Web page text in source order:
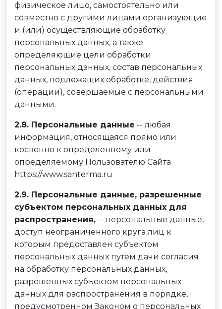
физическое лицо, самостоятельно или
совместно с другими лицами организующие
и (или) осуществляющие обработку
персональных данных, а также
определяющие цели обработки
персональных данных, состав персональных
данных, подлежащих обработке, действия
(операции), совершаемые с персональными
данными.
2.8. Персональные данные -- любая
информация, относящаяся прямо или
косвенно к определенному или
определяемому Пользователю Сайта
https://www.santerma.ru
2.9. Персональные данные, разрешенные
субъектом персональных данных для
распространения, -- персональные данные,
доступ неограниченного круга лиц к
которым предоставлен субъектом
персональных данных путем дачи согласия
на обработку персональных данных,
разрешенных субъектом персональных
данных для распространения в порядке,
предусмотренном Законом о персональных